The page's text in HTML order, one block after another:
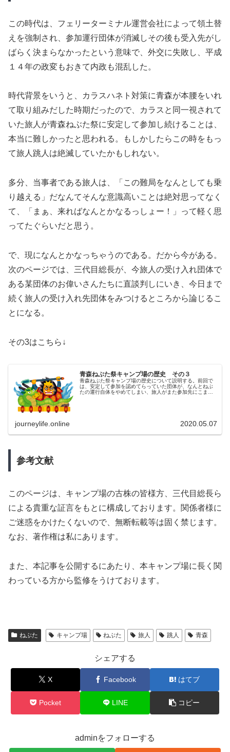
この時代は、フェリーターミナル運営会社によって領土替
えを強制され、参加運行団体が消滅しその後も受入先がし
ばらく決まらなかったという意味で、外交に失敗し、平成
１４年の政変もおきて内政も混乱した。
時代背景をいうと、カラスハネト対策に青森が本腰をいれ
て取り組みだした時期だったので、カラスと同一視されて
いた旅人が青森ねぶた祭に安定して参加し続けることは、
本当に難しかったと思われる。もしかしたらこの時をもっ
て旅人跳人は絶滅していたかもしれない。
多分、当事者である旅人は、「この難局をなんとしても乗
り越える」だなんてそんな意識高いことは絶対思ってなく
て、「まぁ、来ればなんとかなるっしょー！」って軽く思
ってたぐらいだと思う。
で、現になんとかなっちゃうのである。だから今がある。
次のページでは、三代目総長が、今旅人の受け入れ団体で
ある某団体のお偉いさんたちに直談判しにいき、今日まで
続く旅人の受け入れ先団体をみつけるところから論じるこ
とになる。
その3はこちら↓
青森ねぶた祭キャンプ場の歴史 その３
青森ねぶた祭キャンプ場の歴史について説明する。前回で
は、安定して参加を認めてらっていた団体が、なんとねぶ
たの運行自体をやめてしまい、旅人がまた参加先にこまる
journeylife.online 2020.05.07
参考文献
このページは、キャンプ場の古株の皆様方、三代目総長ら
による貴重な証言をもとに構成しております。関係者様に
ご迷惑をかけたくないので、無断転載等は固く禁じます。
なお、著作権は私にあります。
また、本記事を公開するにあたり、本キャンプ場に長く関
わっている方から監修をうけております。
ねぶた キャンプ場 ねぶた 旅人 跳人 青森
シェアする
X Facebook はてブ
Pocket LINE コピー
adminをフォローする